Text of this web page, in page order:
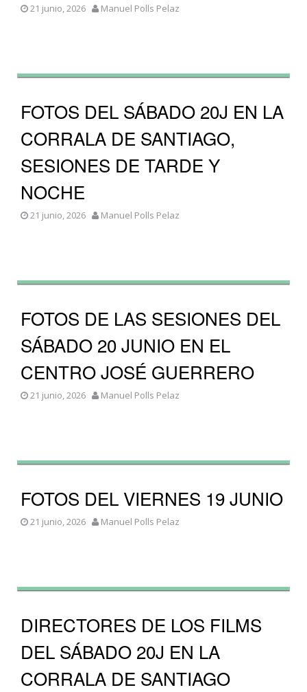
21 junio, 2026 Manuel Polls Pelaz
FOTOS DEL SÁBADO 20J EN LA
CORRALA DE SANTIAGO,
SESIONES DE TARDE Y
NOCHE
21 junio, 2026 Manuel Polls Pelaz
FOTOS DE LAS SESIONES DEL
SÁBADO 20 JUNIO EN EL
CENTRO JOSÉ GUERRERO
21 junio, 2026 Manuel Polls Pelaz
FOTOS DEL VIERNES 19 JUNIO
21 junio, 2026 Manuel Polls Pelaz
DIRECTORES DE LOS FILMS
DEL SÁBADO 20J EN LA
CORRALA DE SANTIAGO